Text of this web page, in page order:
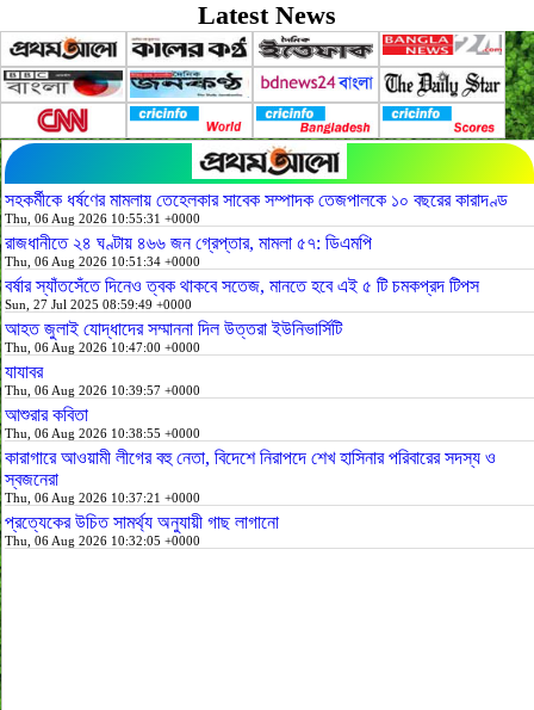
Latest News
সহকর্মীকে ধর্ষণের মামলায় তেহেলকার সাবেক সম্পাদক তেজপালকে ১০ বছরের কারাদণ্ড
Thu, 06 Aug 2026 10:55:31 +0000
রাজধানীতে ২৪ ঘণ্টায় ৪৬৬ জন গ্রেপ্তার, মামলা ৫৭: ডিএমপি
Thu, 06 Aug 2026 10:51:34 +0000
বর্ষার স্যাঁতসেঁতে দিনেও ত্বক থাকবে সতেজ, মানতে হবে এই ৫ টি চমকপ্রদ টিপস
Sun, 27 Jul 2025 08:59:49 +0000
আহত জুলাই যোদ্ধাদের সম্মাননা দিল উত্তরা ইউনিভার্সিটি
Thu, 06 Aug 2026 10:47:00 +0000
যাযাবর
Thu, 06 Aug 2026 10:39:57 +0000
আশুরার কবিতা
Thu, 06 Aug 2026 10:38:55 +0000
কারাগারে আওয়ামী লীগের বহু নেতা, বিদেশে নিরাপদে শেখ হাসিনার পরিবারের সদস্য ও
স্বজনেরা
Thu, 06 Aug 2026 10:37:21 +0000
প্রত্যেকের উচিত সামর্থ্য অনুযায়ী গাছ লাগানো
Thu, 06 Aug 2026 10:32:05 +0000